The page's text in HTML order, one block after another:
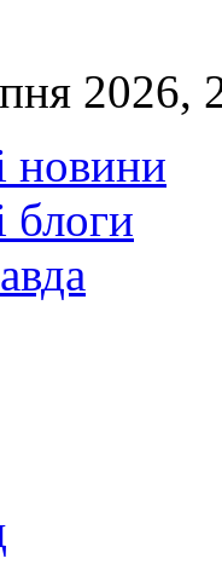
2026,
новини
блоги